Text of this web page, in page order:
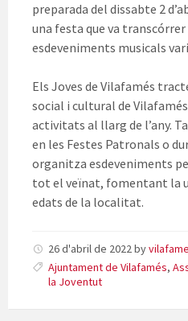
preparada del dissabte 2
una festa que va
esdeveniments musicals
Els Joves de Vilafamés
social i cultural de
activitats al llarg de l’any.
en les Festes Patronals o
organitza esdeveniments
tot el veïnat, fomentant la
edats de la localitat.
26 d'abril de 2022by
Ajuntament de Vilafamés,
la Joventut